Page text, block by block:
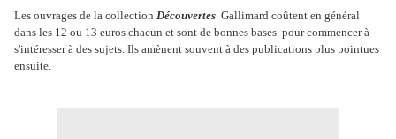
Les ouvrages de la collection Découvertes Gallimard coûtent en général
dans les 12 ou 13 euros chacun et sont de bonnes bases pour commencer à
s'intéresser à des sujets. Ils amènent souvent à des publications plus pointues
ensuite.